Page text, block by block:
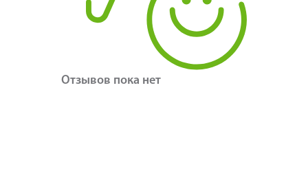
Отзывов пока нет